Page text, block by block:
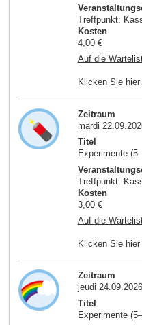
Treffpunkt:
Kosten
4,00 €
Auf die
Klicken Sie
Zeitraum
mardi
Titel
Experimente
Treffpunkt:
Kosten
3,00 €
Auf die
Klicken Sie
Zeitraum
jeudi
Titel
Experimente